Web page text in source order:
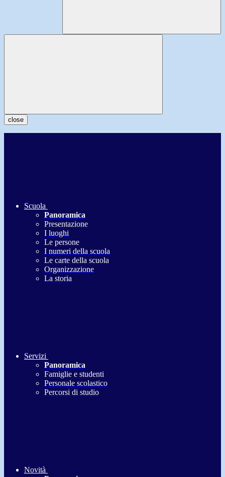
close
Scuola
Panoramica
Presentazione
I luoghi
Le persone
I numeri della scuola
Le carte della scuola
Organizzazione
La storia
Servizi
Panoramica
Famiglie e studenti
Personale scolastico
Percorsi di studio
Novità